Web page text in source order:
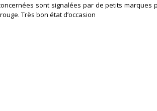
sont signalées par de petits marques
Très bon état d’occasion